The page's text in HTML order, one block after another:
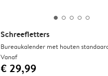
Schreefletters
Bureaukalender met houten
Vanaf
€ 29,99